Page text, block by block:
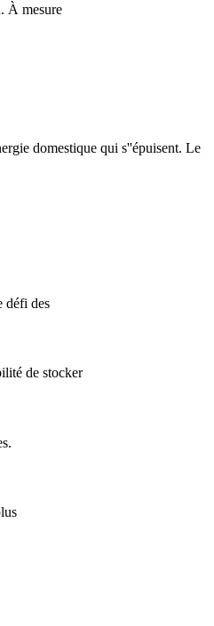
À mesure
domestique qui s''épuisent. Le
défi des
de stocker